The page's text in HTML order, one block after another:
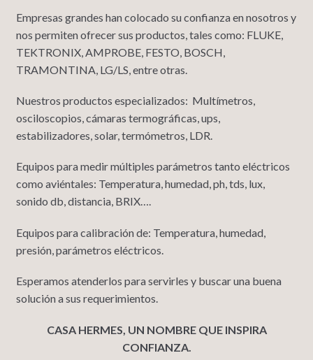
Empresas grandes han colocado su confianza en nosotros y
nos permiten ofrecer sus productos, tales como: FLUKE,
TEKTRONIX, AMPROBE, FESTO, BOSCH,
TRAMONTINA, LG/LS, entre otras.
Nuestros productos especializados: Multímetros,
osciloscopios, cámaras termográficas, ups,
estabilizadores, solar, termómetros, LDR.
Equipos para medir múltiples parámetros tanto eléctricos
como aviéntales: Temperatura, humedad, ph, tds, lux,
sonido db, distancia, BRIX….
Equipos para calibración de: Temperatura, humedad,
presión, parámetros eléctricos.
Esperamos atenderlos para servirles y buscar una buena
solución a sus requerimientos.
CASA HERMES, UN NOMBRE QUE INSPIRA
CONFIANZA.